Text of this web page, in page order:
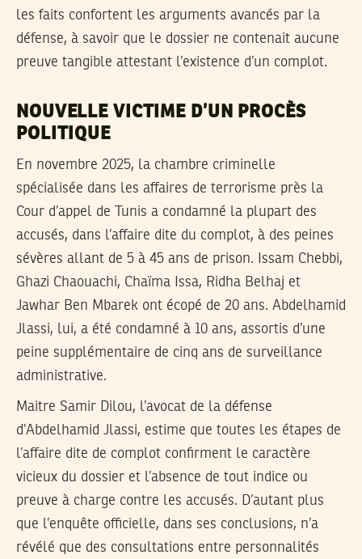
les faits confortent les arguments avancés par la
défense, à savoir que le dossier ne contenait aucune
preuve tangible attestant l’existence d’un complot.
NOUVELLE VICTIME D’UN PROCÈS
POLITIQUE
En novembre 2025, la chambre criminelle
spécialisée dans les affaires de terrorisme près la
Cour d’appel de Tunis a condamné la plupart des
accusés, dans l’affaire dite du complot, à des peines
sévères allant de 5 à 45 ans de prison. Issam Chebbi,
Ghazi Chaouachi, Chaïma Issa, Ridha Belhaj et
Jawhar Ben Mbarek ont écopé de 20 ans. Abdelhamid
Jlassi, lui, a été condamné à 10 ans, assortis d’une
peine supplémentaire de cinq ans de surveillance
administrative.
Maitre Samir Dilou, l’avocat de la défense
d’Abdelhamid Jlassi, estime que toutes les étapes de
l’affaire dite de complot confirment le caractère
vicieux du dossier et l’absence de tout indice ou
preuve à charge contre les accusés. D’autant plus
que l’enquête officielle, dans ses conclusions, n’a
révélé que des consultations entre personnalités